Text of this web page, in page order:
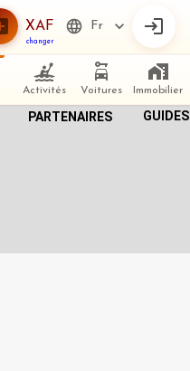
XAF
changer
Fr
Activités Voitures Immobilier
PARTENAIRES GUIDES